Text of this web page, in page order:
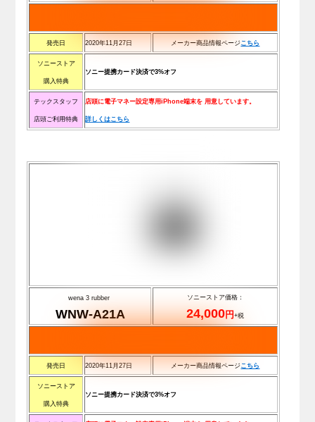
発売日 2020年11月27日 メーカー商品情報ページこちら
ソニーストア
購入特典
ソニー提携カード決済で3%オフ
テックスタッフ
店頭ご利用特典
店頭に電子マネー設定専用iPhone端末を 用意しています。
詳しくはこちら
wena 3 rubber
WNW-A21A
ソニーストア価格：
24,000円+税
発売日 2020年11月27日 メーカー商品情報ページこちら
ソニーストア
購入特典
ソニー提携カード決済で3%オフ